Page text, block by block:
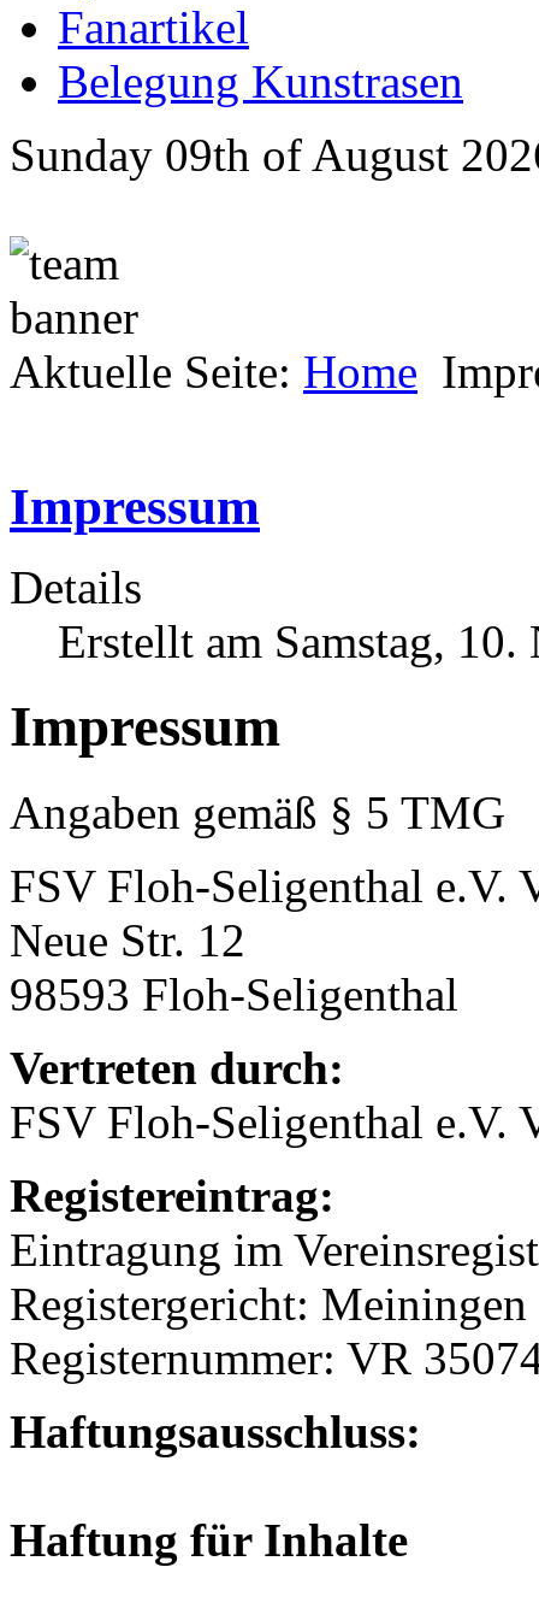
Fanartikel
Belegung Kunstrasen
Sunday 09th of August
Aktuelle Seite: Home
Impressum
Details
Erstellt am Samstag,
Impressum
Angaben gemäß § 5 TMG
FSV Floh-Seligenthal e.V.
Neue Str. 12
98593 Floh-Seligenthal
Vertreten durch:
FSV Floh-Seligenthal e.V.
Registereintrag:
Eintragung im
Registergericht: Meiningen
Registernummer: VR
Haftungsausschluss:
Haftung für Inhalte